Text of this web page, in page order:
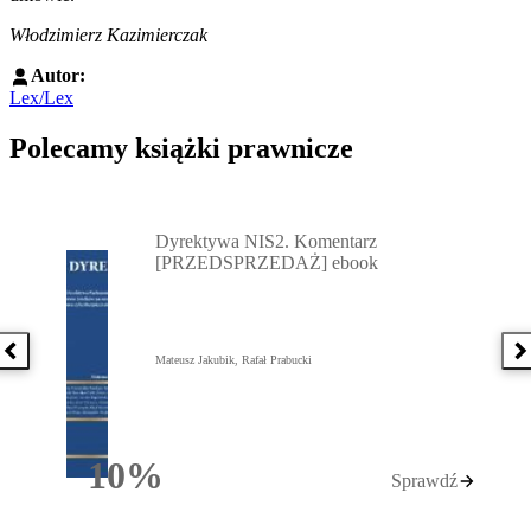
Włodzimierz Kazimierczak
Autor:
Lex/Lex
Polecamy książki prawnicze
Poprzednia książka
10%Rabatu
Dyrektywa NIS2. Komentarz
[PRZEDSPRZEDAŻ] ebook
Mateusz Jakubik, Rafał Prabucki
Sprawdź